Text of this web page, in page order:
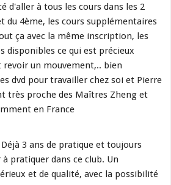
d'aller à tous les cours dans les 2
du 4ème, les cours supplémentaires
ça avec la même inscription, les
disponibles ce qui est précieux
revoir un mouvement,.. bien
dvd pour travailler chez soi et Pierre
très proche des Maîtres Zheng et
en France
Déjà 3 ans de pratique et toujours
pratiquer dans ce club. Un
et de qualité, avec la possibilité